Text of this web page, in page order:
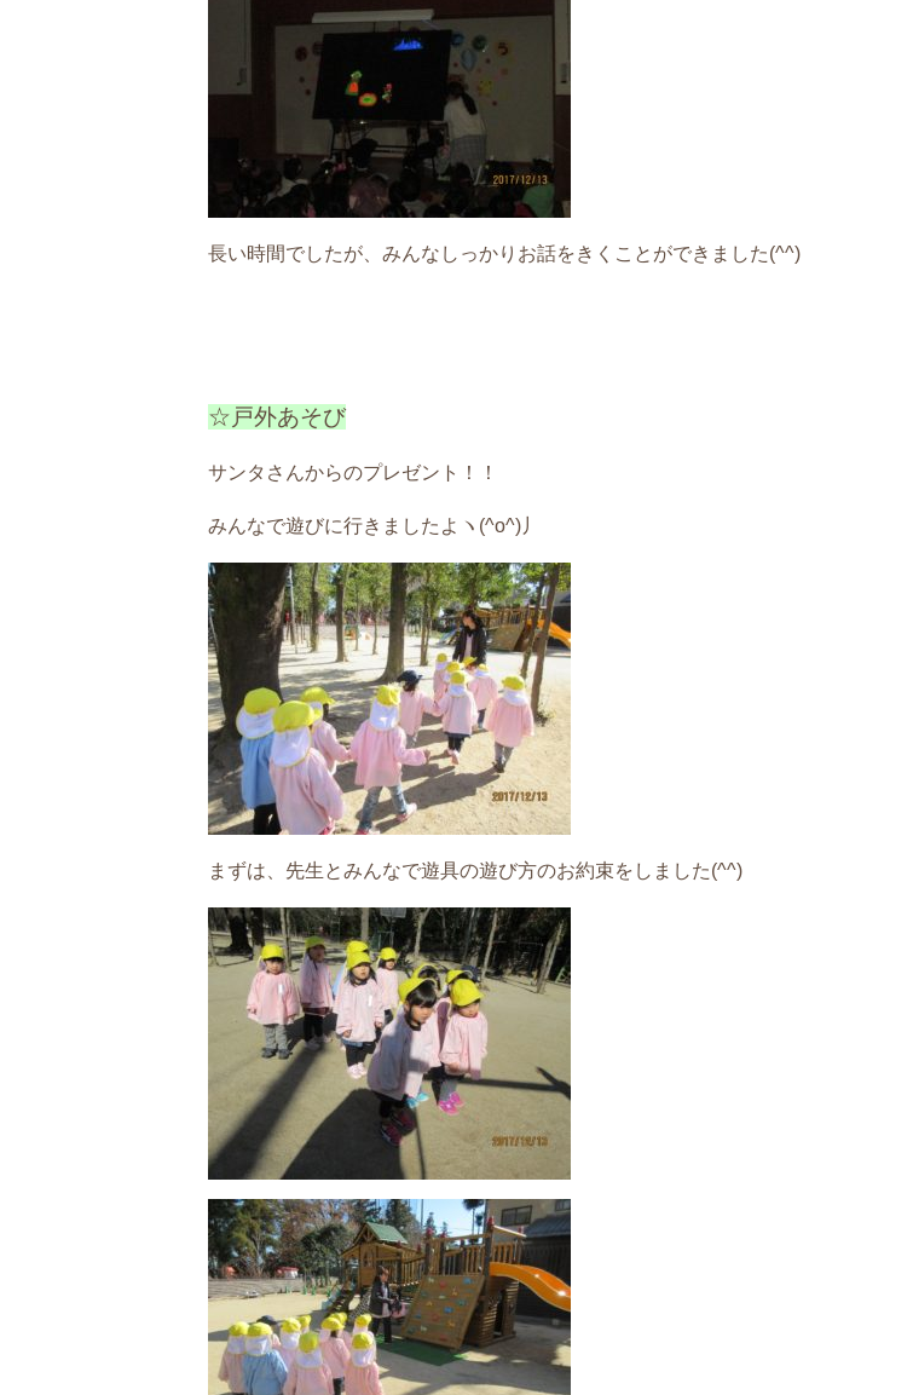
長い時間でしたが、みんなしっかりお話をきくことができました(^^)
☆戸外あそび
サンタさんからのプレゼント！！
みんなで遊びに行きましたよヽ(^o^)丿
まずは、先生とみんなで遊具の遊び方のお約束をしました(^^)